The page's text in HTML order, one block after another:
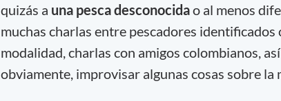
quizás a una pesca desconocidao al menos
muchas charlas entre pescadores
modalidad, charlas con amigos colombianos,
obviamente, improvisar algunas cosas sobre la